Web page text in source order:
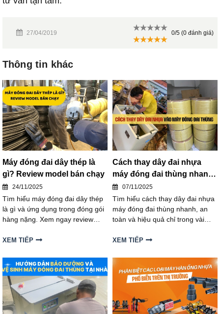
27/04/2019 0/5 (0 đánh giá)
Thông tin khác
Máy đóng đai dây thép là
gì? Review model bán chạy
24/11/2025
Tìm hiểu máy đóng đai dây thép
là gì và ứng dụng trong đóng gói
hàng nặng. Xem ngay review
chọn thiết bị phù hợp và hiệu
XEM TIẾP
Cách thay dây đai nhựa
máy đóng đai thùng nhanh,
an toàn
07/11/2025
Tìm hiểu cách thay dây đai nhựa
máy đóng đai thùng nhanh, an
toàn và hiệu quả chỉ trong vài
tiết giúp bạn tiết kiệm thời gian,
XEM TIẾP